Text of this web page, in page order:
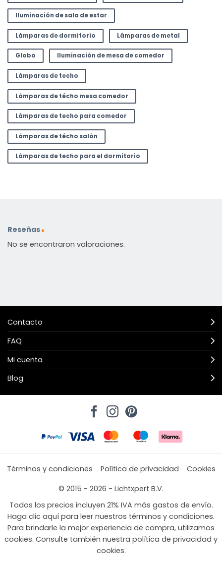
Iluminación de sala de estar
Lámparas de dormitorio Lámparas de metal
Globo Iluminación de mesa de comedor
Lámparas de techo
Lámparas de técho mesa comedor
Lámparas de techo para comedor
Lámparas de técho salón
Lámparas de techo para el dormitorio
Reseñas
No se encontraron valoraciones.
Contacto
FAQ
Mi cuenta
Blog
Términos y condiciones Política de privacidad
Cookies
© 2015 - 2026 - Lichtxpert B.V.
Todos los precios incluyen 21% IVA más gastos de envío.
Haga clic aquí para leer nuestros términos y condiciones.
Para brindarle la mejor experiencia de compra, utilizamos
cookies. Consulte también nuestra política de privacidad y
cookies.